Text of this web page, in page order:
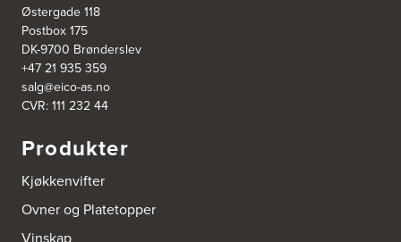
Blå Bolig AS
Sentrumsvn. 4
8920 Sømna
Tel.:75-009700
http://www.interiormesteren.no
Bodø Interiør
Kjøkkenhuset Bodø A/S
Tel.:75522430
Østergade 118
Postbox 175
DK-9700 Brønderslev
+47 21 935 359
salg@eico-as.no
CVR: 111 232 44
Produkter
Kjøkkenvifter
Ovner og Platetopper